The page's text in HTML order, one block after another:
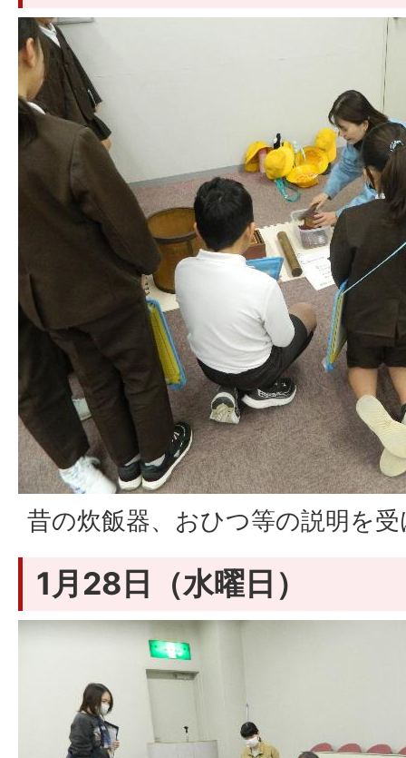
昔の炊飯器、おひつ等の説明を
1月28日（水曜日）